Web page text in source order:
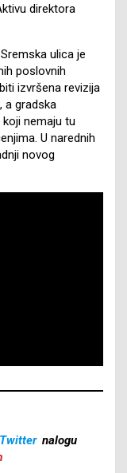
direktora
ulica je
poslovnih
izvršena revizija
a gradska
nemaju tu
U narednih
novog
Twitter nalogu